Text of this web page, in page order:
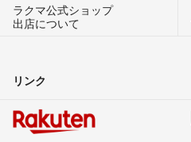
ラクマ公式ショップ
出店について
リンク